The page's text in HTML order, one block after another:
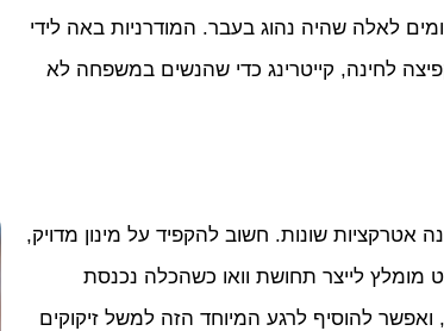
לאלה שהיה נהוג בעבר. המודרניות באה לידי
לחינה, קייטרינג כדי שהנשים במשפחה לא
אטרקציות שונות. חשוב להקפיד על מינון מדויק,
מומלץ לייצר תחושת וואו כשהכלה נכנסת
להוסיף לרגע המיוחד הזה למשל זיקוקים